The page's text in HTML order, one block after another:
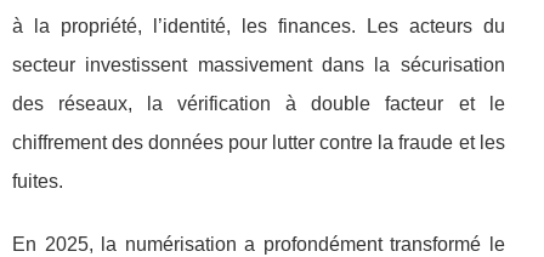
à la propriété, l’identité, les finances. Les acteurs du
secteur investissent massivement dans la sécurisation
des réseaux, la vérification à double facteur et le
chiffrement des données pour lutter contre la fraude et les
fuites.
En 2025, la numérisation a profondément transformé le